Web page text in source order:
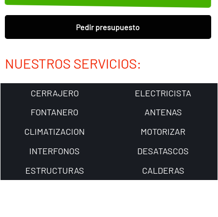
Pedir presupuesto
NUESTROS SERVICIOS:
CERRAJERO
ELECTRICISTA
FONTANERO
ANTENAS
CLIMATIZACION
MOTORIZAR
INTERFONOS
DESATASCOS
ESTRUCTURAS
CALDERAS